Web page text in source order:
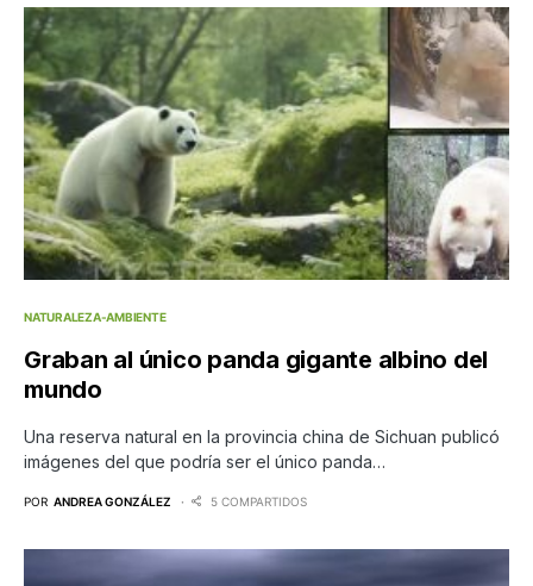
NATURALEZA-AMBIENTE
Graban al único panda gigante albino del
mundo
Una reserva natural en la provincia china de Sichuan publicó
imágenes del que podría ser el único panda…
POR ANDREA GONZÁLEZ 5 COMPARTIDOS